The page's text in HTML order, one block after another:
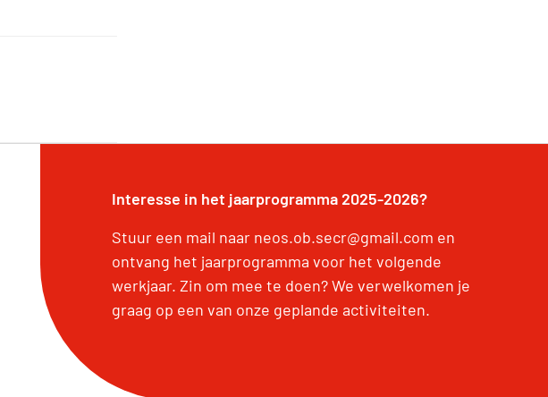
Interesse in het jaarprogramma 2025-2026?
Stuur een mail naar neos.ob.secr@gmail.com en
ontvang het jaarprogramma voor het volgende
werkjaar. Zin om mee te doen? We verwelkomen je
graag op een van onze geplande activiteiten.